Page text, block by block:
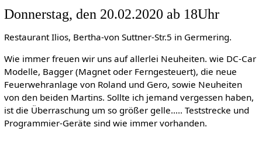
Donnerstag, den 20.02.2020 ab 18Uhr
Restaurant Ilios, Bertha-von Suttner-Str.5 in Germering.
Wie immer freuen wir uns auf allerlei Neuheiten. wie DC-Car
Modelle, Bagger (Magnet oder Ferngesteuert), die neue
Feuerwehranlage von Roland und Gero, sowie Neuheiten
von den beiden Martins. Sollte ich jemand vergessen haben,
ist die Überraschung um so größer gelle….. Teststrecke und
Programmier-Geräte sind wie immer vorhanden.